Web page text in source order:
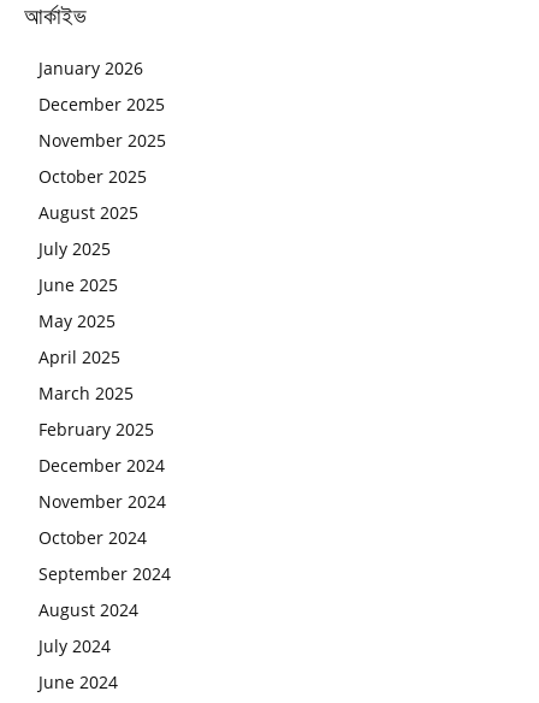
আর্কাইভ
January 2026
December 2025
November 2025
October 2025
August 2025
July 2025
June 2025
May 2025
April 2025
March 2025
February 2025
December 2024
November 2024
October 2024
September 2024
August 2024
July 2024
June 2024